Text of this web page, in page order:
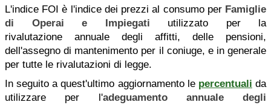
L'indice FOI è l'indice dei prezzi al consumo per Famiglie
di Operai e Impiegati utilizzato per la
rivalutazione annuale degli affitti, delle pensioni,
dell'assegno di mantenimento per il coniuge, e in generale
per tutte le rivalutazioni di legge.
In seguito a quest'ultimo aggiornamento le percentuali da
utilizzare per l'adeguamento annuale degli